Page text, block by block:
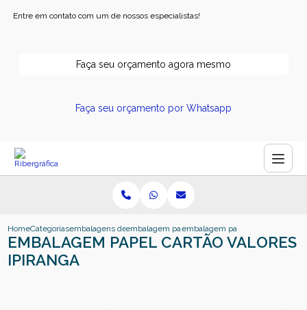
Entre em contato com um de nossos especialistas!
Faça seu orçamento agora mesmo
Faça seu orçamento por Whatsapp
HomeCategoriasembalagens de papelembalagem papel kraftembalagem papel cartao valores
EMBALAGEM PAPEL CARTÃO VALORES
IPIRANGA